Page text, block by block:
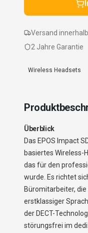
Versand
2 Jahre Garantie
Wireless Headsets
Überblick
Das EPOS Impact
basiertes Wireless-
das für den
wurde. Es richtet
Büromitarbeiter,
erstklassiger
der DECT-
störungsfrei im